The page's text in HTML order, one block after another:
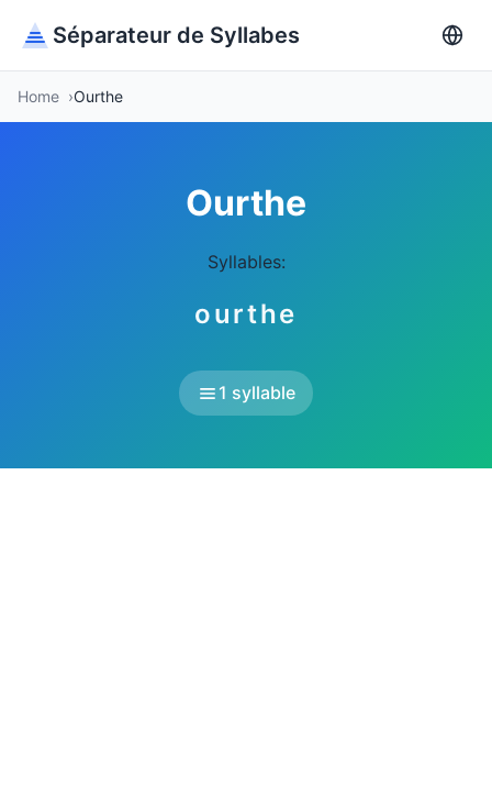
Séparateur de Syllabes
Home Ourthe
Ourthe
Syllables:
ourthe
1 syllable